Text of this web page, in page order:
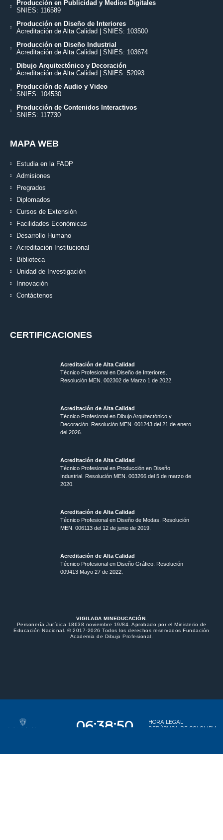
Producción en Publicidad y Medios Digitales
SNIES: 116589
Producción en Diseño de Interiores
Acreditación de Alta Calidad | SNIES: 103500
Producción en Diseño Industrial
Acreditación de Alta Calidad | SNIES: 103674
Dibujo Arquitectónico y Decoración
Acreditación de Alta Calidad | SNIES: 52093
Producción de Audio y Video
SNIES: 104530
Producción de Contenidos Interactivos
SNIES: 117730
MAPA WEB
Estudia en la FADP
Admisiones
Pregrados
Diplomados
Cursos de Extensión
Facilidades Económicas
Desarrollo Humano
Acreditación Institucional
Biblioteca
Unidad de Investigación
Innovación
Contáctenos
CERTIFICACIONES
Acreditación de Alta Calidad
Técnico Profesional en Diseño de Interiores.
Resolución MEN. 002302 de Marzo 1 de 2022.
Acreditación de Alta Calidad
Técnico Profesional en Dibujo Arquitectónico y
Decoración. Resolución MEN. 001243 del 21 de enero
del 2026.
Acreditación de Alta Calidad
Técnico Profesional en Producción en Diseño
Industrial. Resolución MEN. 003266 del 5 de marzo de
2020.
Acreditación de Alta Calidad
Técnico Profesional en Diseño de Modas. Resolución
MEN. 006113 del 12 de junio de 2019.
Acreditación de Alta Calidad
Técnico Profesional en Diseño Gráfico. Resolución
009413 Mayo 27 de 2022.
VIGILADA MINEDUCACIÓN.
Personería Jurídica 18638 noviembre 19/84. Aprobado por el Ministerio de
Educación Nacional. © 2017-2026 Todos los derechos reservados Fundación
Academia de Dibujo Profesional.